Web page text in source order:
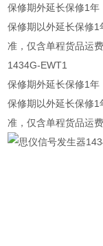
保修期外延长保修1年
保修期以外延长保修
准，仅含单程货品运
1434G-EWT1
保修期外延长保修1年
保修期以外延长保修
准，仅含单程货品运